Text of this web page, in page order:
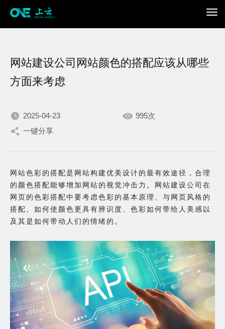
我们不断积累持续专注，
出色的你。
网站建设公司网站颜色的搭配应该从哪些
方面来考虑
2025-04-23
995次
一键分享
网站色彩的搭配是网站构建优美设计的最有效途径，合理
的颜色搭配能够增加网站的视觉冲击力。网站建设公司在
网页的色彩搭配中要考虑色彩的基本原理、与网页风格的
搭配、如何使颜色更具有辨识度、色彩如何带给人美感以
及其是如何带动人们的情绪的。